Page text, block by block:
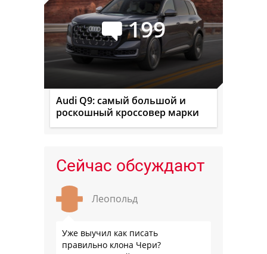
199
Audi Q9: самый большой и
роскошный кроссовер марки
Сейчас обсуждают
Леопольд
Уже выучил как писать
правильно клона Чери?